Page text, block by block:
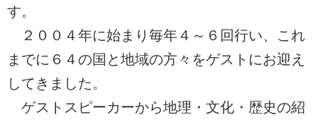
す。
２００４年に始まり毎年４～６回行い、これ
までに６４の国と地域の方々をゲストにお迎え
してきました。
ゲストスピーカーから地理・文化・歴史の紹